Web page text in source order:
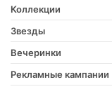
Коллекции
Звезды
Вечеринки
Рекламные кампании